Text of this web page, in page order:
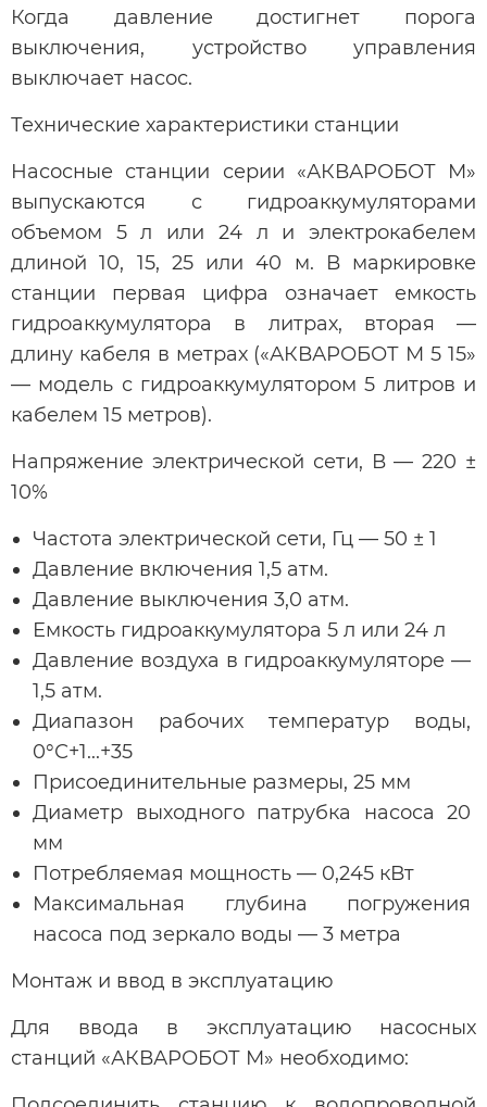
Когда давление достигнет порога
выключения, устройство управления
выключает насос.
Технические характеристики станции
Насосные станции серии «АКВАРОБОТ М»
выпускаются с гидроаккумуляторами
объемом 5 л или 24 л и электрокабелем
длиной 10, 15, 25 или 40 м. В маркировке
станции первая цифра означает емкость
гидроаккумулятора в литрах, вторая —
длину кабеля в метрах («АКВАРОБОТ М 5 15»
— модель с гидроаккумулятором 5 литров и
кабелем 15 метров).
Напряжение электрической сети, В — 220 ±
10%
Частота электрической сети, Гц — 50 ± 1
Давление включения 1,5 атм.
Давление выключения 3,0 атм.
Емкость гидроаккумулятора 5 л или 24 л
Давление воздуха в гидроаккумуляторе —
1,5 атм.
Диапазон рабочих температур воды,
0°С+1...+35
Присоединительные размеры, 25 мм
Диаметр выходного патрубка насоса 20
мм
Потребляемая мощность — 0,245 кВт
Максимальная глубина погружения
насоса под зеркало воды — 3 метра
Монтаж и ввод в эксплуатацию
Для ввода в эксплуатацию насосных
станций «АКВАРОБОТ М» необходимо: